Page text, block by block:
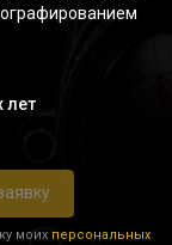
лет
моих персональных